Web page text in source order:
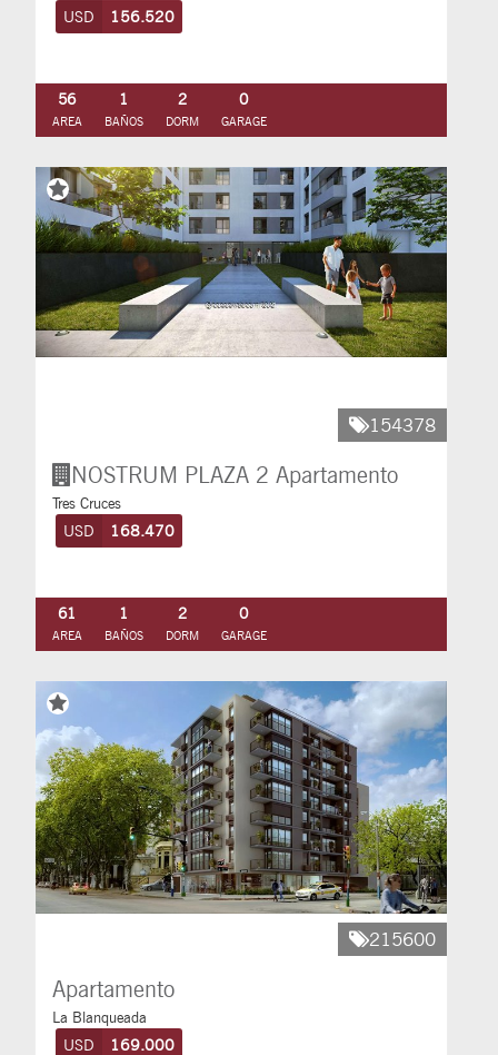
USD 156.520
56
AREA
1
BAÑOS
2
DORM
0
GARAGE
154378
NOSTRUM PLAZA 2 Apartamento
Tres Cruces
USD 168.470
61
AREA
1
BAÑOS
2
DORM
0
GARAGE
215600
Apartamento
La Blanqueada
USD 169.000